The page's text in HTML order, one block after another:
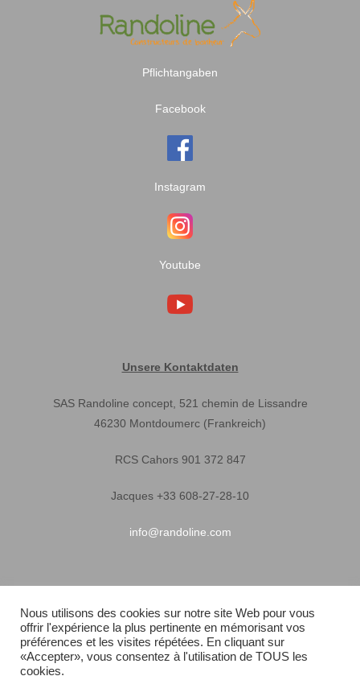
Pflichtangaben
Facebook
Instagram
Youtube
Unsere Kontaktdaten
SAS Randoline concept, 521 chemin de Lissandre
46230 Montdoumerc (Frankreich)
RCS Cahors 901 372 847
Jacques +33 608-27-28-10
info@randoline.com
Garantie
Allgemeine
Nous utilisons des cookies sur notre site Web pour vous
offrir l'expérience la plus pertinente en mémorisant vos
préférences et les visites répétées. En cliquant sur
«Accepter», vous consentez à l'utilisation de TOUS les
cookies.